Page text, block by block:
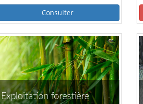
Consulter
Exploitation forestière